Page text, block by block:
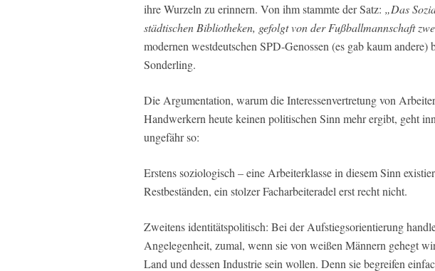
ihre Wurzeln zu erinnern. Von ihm stammte der Satz: „Das
städtischen Bibliotheken, gefolgt von der Fußballmannschaft
modernen westdeutschen SPD-Genossen (es gab kaum
Sonderling.
Die Argumentation, warum die Interessenvertretung von
Handwerkern heute keinen politischen Sinn mehr ergibt, geht
ungefähr so:
Erstens soziologisch – eine Arbeiterklasse in diesem Sinn
Restbeständen, ein stolzer Facharbeiteradel erst recht nicht.
Zweitens identitätspolitisch: Bei der Aufstiegsorientierung
Angelegenheit, zumal, wenn sie von weißen Männern gehegt
Land und dessen Industrie sein wollen. Denn sie begreifen